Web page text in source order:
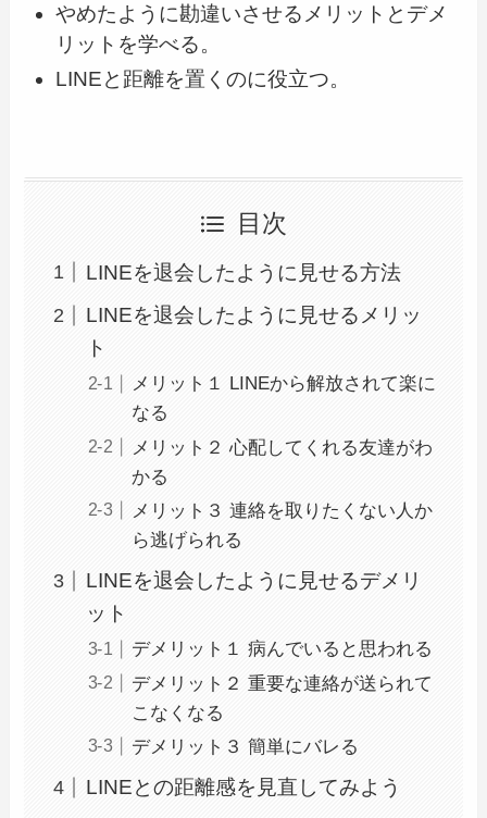
やめたように勘違いさせるメリットとデメ
リットを学べる。
LINEと距離を置くのに役立つ。
目次
LINEを退会したように見せる方法
LINEを退会したように見せるメリッ
ト
メリット１ LINEから解放されて楽に
なる
メリット２ 心配してくれる友達がわ
かる
メリット３ 連絡を取りたくない人か
ら逃げられる
LINEを退会したように見せるデメリ
ット
デメリット１ 病んでいると思われる
デメリット２ 重要な連絡が送られて
こなくなる
デメリット３ 簡単にバレる
LINEとの距離感を見直してみよう